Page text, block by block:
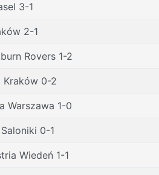
3-1
2-1
Rovers 1-2
Kraków 0-2
Warszawa 1-0
0-1
Wiedeń 1-1